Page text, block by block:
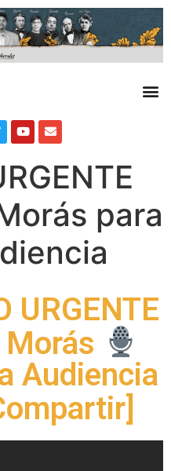
para
URGENTE
Audiencia